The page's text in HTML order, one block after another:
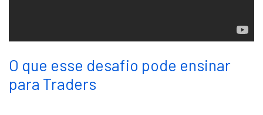
O que esse desafio pode ensinar
para Traders